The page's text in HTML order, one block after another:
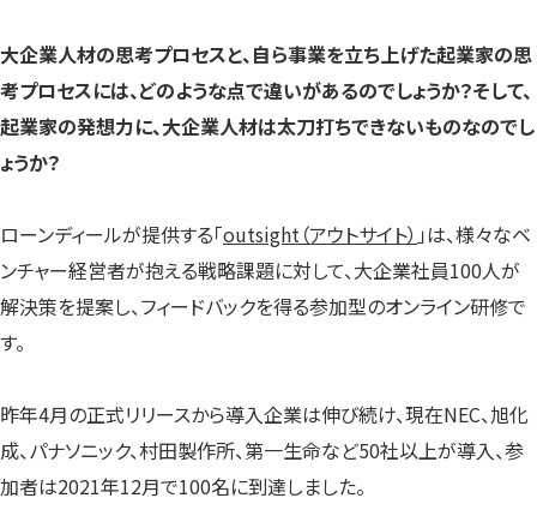
大企業人材の思考プロセスと、自ら事業を立ち上げた起業家の思
考プロセスには、どのような点で違いがあるのでしょうか？そして、
起業家の発想力に、大企業人材は太刀打ちできないものなのでし
ょうか？
ローンディールが提供する「outsight（アウトサイト） 」は、様々なベ
ンチャー経営者が抱える戦略課題に対して、大企業社員100人が
解決策を提案し、フィードバックを得る参加型のオンライン研修で
す。
昨年4月の正式リリースから導入企業は伸び続け、現在NEC、旭化
成、パナソニック、村田製作所、第一生命など50社以上が導入、参
加者は2021年12月で100名に到達しました。